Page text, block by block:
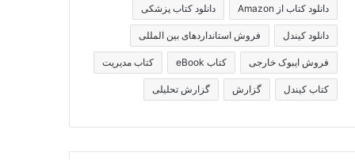
دانلود کتاب از Amazon دانلود کتاب پزشکی
دانلود کیندل فروش استانداردهای بین المللی
فروش ایبوک خارجی کتاب eBook کتاب مدیریت
کتاب کیندل گزارش گزارش تحلیلی